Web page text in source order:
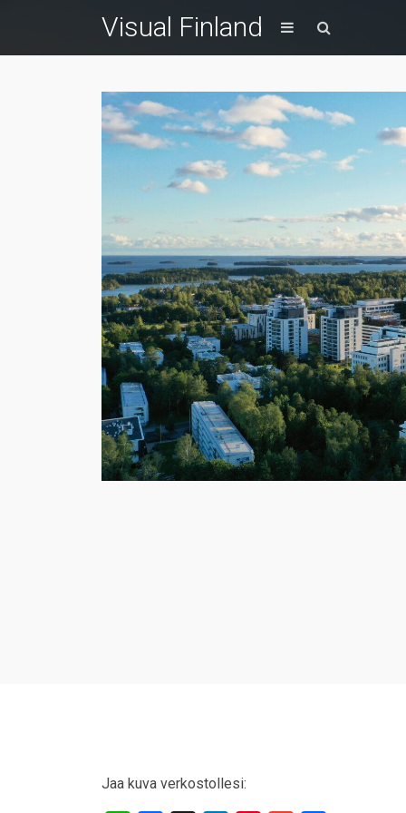
Visual Finland
Jaa kuva verkostollesi: